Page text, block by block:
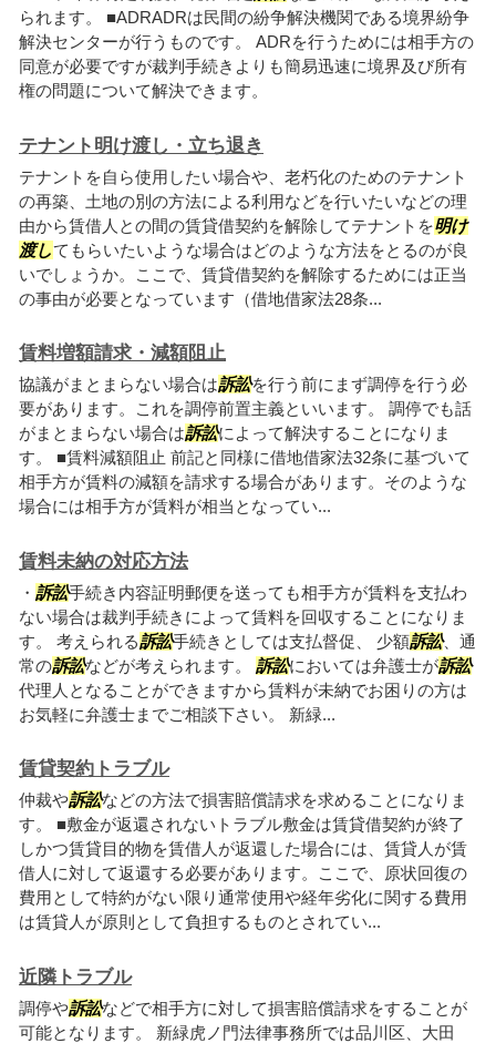
られます。 ■ADRADRは民間の紛争解決機関である境界紛争
解決センターが行うものです。 ADRを行うためには相手方の
同意が必要ですが裁判手続きよりも簡易迅速に境界及び所有
権の問題について解決できます。
テナント明け渡し・立ち退き
テナントを自ら使用したい場合や、老朽化のためのテナント
の再築、土地の別の方法による利用などを行いたいなどの理
由から賃借人との間の賃貸借契約を解除してテナントを明け
渡してもらいたいような場合はどのような方法をとるのが良
いでしょうか。ここで、賃貸借契約を解除するためには正当
の事由が必要となっています（借地借家法28条...
賃料増額請求・減額阻止
協議がまとまらない場合は訴訟を行う前にまず調停を行う必
要があります。これを調停前置主義といいます。 調停でも話
がまとまらない場合は訴訟によって解決することになりま
す。 ■賃料減額阻止 前記と同様に借地借家法32条に基づいて
相手方が賃料の減額を請求する場合があります。そのような
場合には相手方が賃料が相当となってい...
賃料未納の対応方法
・ 訴訟手続き内容証明郵便を送っても相手方が賃料を支払わ
ない場合は裁判手続きによって賃料を回収することになりま
す。 考えられる訴訟手続きとしては支払督促、 少額訴訟、通
常の訴訟などが考えられます。 訴訟においては弁護士が訴訟
代理人となることができますから賃料が未納でお困りの方は
お気軽に弁護士までご相談下さい。 新緑...
賃貸契約トラブル
仲裁や訴訟などの方法で損害賠償請求を求めることになりま
す。 ■敷金が返還されないトラブル敷金は賃貸借契約が終了
しかつ賃貸目的物を賃借人が返還した場合には、賃貸人が賃
借人に対して返還する必要があります。ここで、原状回復の
費用として特約がない限り通常使用や経年劣化に関する費用
は賃貸人が原則として負担するものとされてい...
近隣トラブル
調停や訴訟などで相手方に対して損害賠償請求をすることが
可能となります。 新緑虎ノ門法律事務所では品川区、大田